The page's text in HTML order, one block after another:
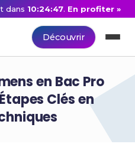
dans 10:24:46. En profiter »
Découvrir
en Bac Pro
Clés en